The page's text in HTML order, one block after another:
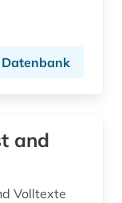
and
Volltexte